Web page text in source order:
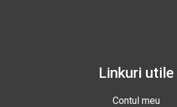
Linkuri utile
Contul meu